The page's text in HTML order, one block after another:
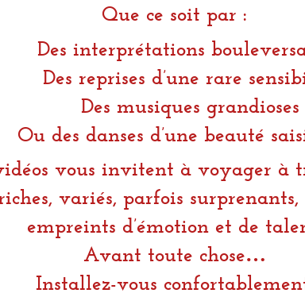
Que ce soit par :
Des interprétations
Des reprises d’une rare
Des musiques grandioses
Ou des danses d’une beauté
vous invitent à voyager à
variés, parfois
empreints d’émotion et de
Avant toute chose…
Installez-vous